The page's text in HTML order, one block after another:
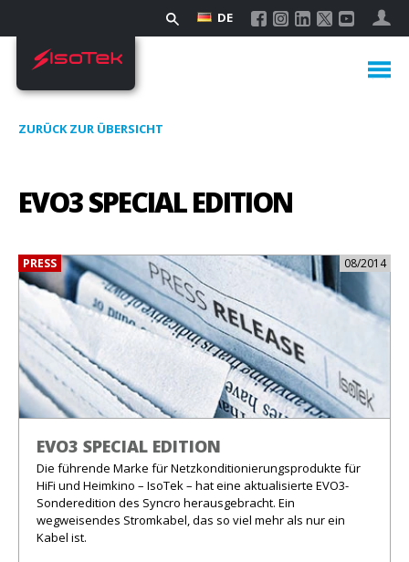
DE
ZURÜCK ZUR ÜBERSICHT
EVO3 SPECIAL EDITION
PRESS 08/2014
EVO3 SPECIAL EDITION
Die führende Marke für Netzkonditionierungsprodukte für
HiFi und Heimkino – IsoTek – hat eine aktualisierte EVO3-
Sonderedition des Syncro herausgebracht. Ein
wegweisendes Stromkabel, das so viel mehr als nur ein
Kabel ist.